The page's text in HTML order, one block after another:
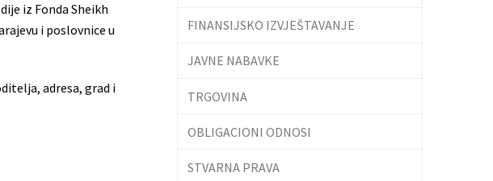
iz Fonda Sheikh
i poslovnice u
adresa, grad i
FINANSIJSKO IZVJEŠTAVANJE
JAVNE NABAVKE
TRGOVINA
OBLIGACIONI ODNOSI
STVARNA PRAVA